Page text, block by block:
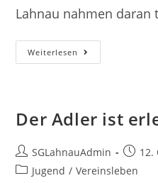
Lahnau nahmen daran
Weiterlesen Der
Weg
Der Adler ist
Beitrags-
Autor:
SGLahnauAdmin
Beitrag
12.
Beitrags-
Jugend / Vereinsleben